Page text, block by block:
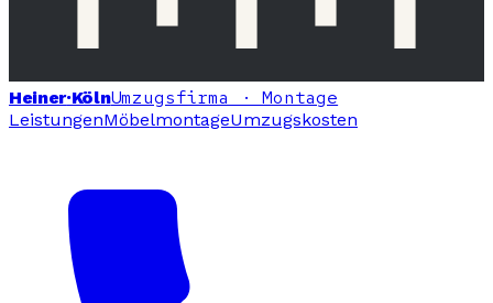
Heiner·KölnUmzugsfirma · Montage
LeistungenMöbelmontageUmzugskosten